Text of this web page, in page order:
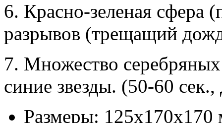
6. Красно-зеленая сфера
разрывов (трещащий
7. Множество
синие звезды. (50-60
Размеры: 125х170х170